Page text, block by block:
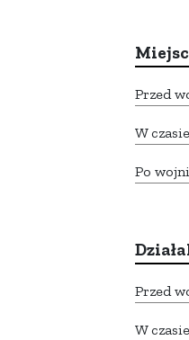
Przed
W
Po
Przed
W